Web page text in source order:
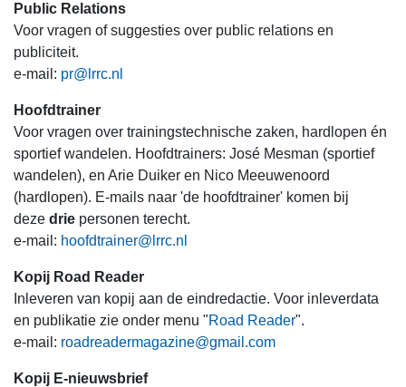
Public Relations
Voor vragen of suggesties over public relations en
publiciteit.
e-mail: pr@lrrc.nl
Hoofdtrainer
Voor vragen over trainingstechnische zaken, hardlopen én
sportief wandelen. Hoofdtrainers: José Mesman (sportief
wandelen), en Arie Duiker en Nico Meeuwenoord
(hardlopen). E-mails naar 'de hoofdtrainer' komen bij
deze drie personen terecht.
e-mail: hoofdtrainer@lrrc.nl
Kopij Road Reader
Inleveren van kopij aan de eindredactie. Voor inleverdata
en publikatie zie onder menu "Road Reader".
e-mail: roadreadermagazine@gmail.com
Kopij E-nieuwsbrief